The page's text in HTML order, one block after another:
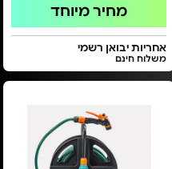
מחיר מיוחד
אחריות יבואן רשמי
משלוח חינם